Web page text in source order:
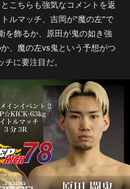
こちらも強気なコメントを返
ルマッチ、吉岡が"魔の左"で
を飾るか、原田が鬼の如き強
、魔の左vs鬼という予想がつ
に要注目だ。